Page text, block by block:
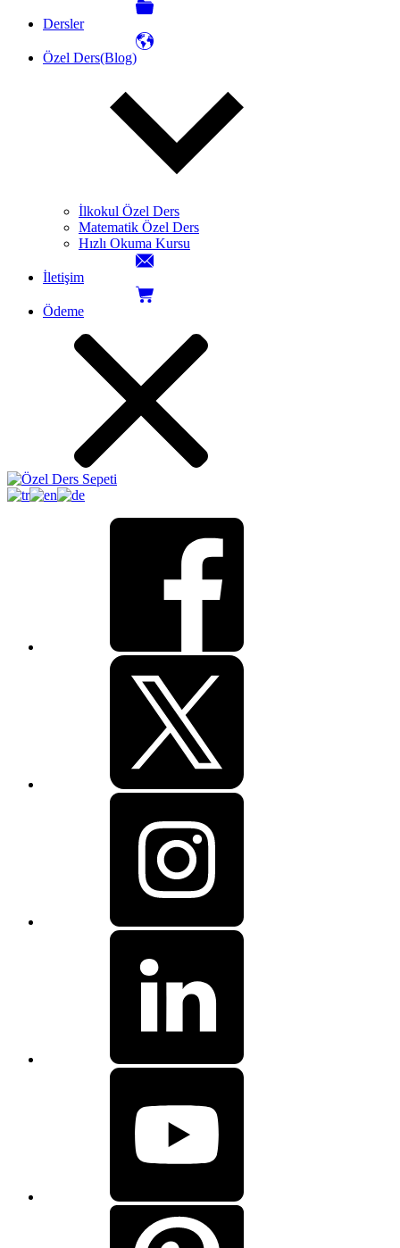
Dersler
Özel Ders(Blog)
İlkokul Özel Ders
Matematik Özel Ders
Hızlı Okuma Kursu
İletişim
Ödeme